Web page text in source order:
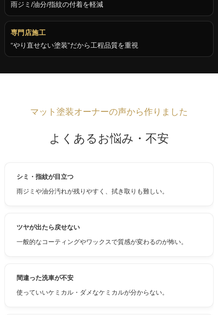
雨ジミ/油分/指紋の付着を軽減
専門店施工
“やり直せない塗装”だから工程品質を重視
マット塗装オーナーの声から作りました
よくあるお悩み・不安
シミ・指紋が目立つ
雨ジミや油分汚れが残りやすく、拭き取りも難しい。
ツヤが出たら戻せない
一般的なコーティングやワックスで質感が変わるのが怖い。
間違った洗車が不安
使っていいケミカル・ダメなケミカルが分からない。